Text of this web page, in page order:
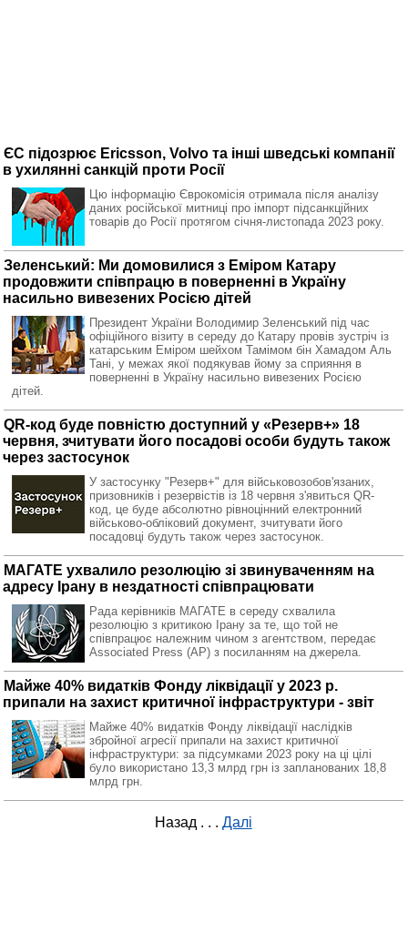
ЄС підозрює Ericsson, Volvo та інші шведські компанії
в ухилянні санкцій проти Росії
Цю інформацію Єврокомісія отримала після аналізу
даних російської митниці про імпорт підсанкційних
товарів до Росії протягом січня-листопада 2023 року.
Зеленський: Ми домовилися з Еміром Катару
продовжити співпрацю в поверненні в Україну
насильно вивезених Росією дітей
Президент України Володимир Зеленський під час
офіційного візиту в середу до Катару провів зустріч із
катарським Еміром шейхом Тамімом бін Хамадом Аль
Тані, у межах якої подякував йому за сприяння в
поверненні в Україну насильно вивезених Росією
дітей.
QR-код буде повністю доступний у «Резерв+» 18
червня, зчитувати його посадові особи будуть також
через застосунок
У застосунку "Резерв+" для військовозобов'язаних,
призовників і резервістів із 18 червня з'явиться QR-
код, це буде абсолютно рівноцінний електронний
військово-обліковий документ, зчитувати його
посадовці будуть також через застосунок.
МАГАТЕ ухвалило резолюцію зі звинуваченням на
адресу Ірану в нездатності співпрацювати
Рада керівників МАГАТЕ в середу схвалила
резолюцію з критикою Ірану за те, що той не
співпрацює належним чином з агентством, передає
Associated Press (AP) з посиланням на джерела.
Майже 40% видатків Фонду ліквідації у 2023 р.
припали на захист критичної інфраструктури - звіт
Майже 40% видатків Фонду ліквідації наслідків
збройної агресії припали на захист критичної
інфраструктури: за підсумками 2023 року на ці цілі
було використано 13,3 млрд грн із запланованих 18,8
млрд грн.
Назад . . . Далі